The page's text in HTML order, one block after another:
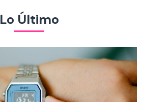
Lo Último